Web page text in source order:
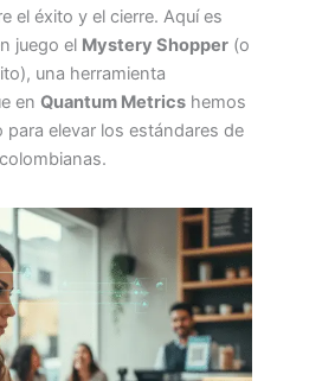
el éxito y el cierre. Aquí es
juego el Mystery Shopper (o
una herramienta
en Quantum Metrics hemos
para elevar los estándares de